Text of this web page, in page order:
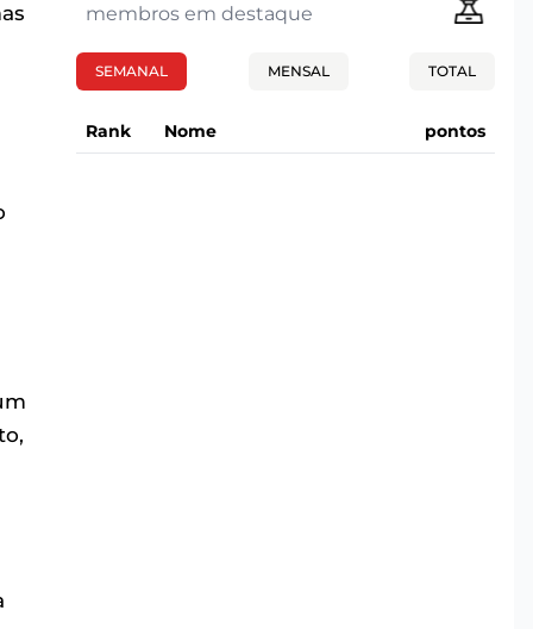
membros em destaque
SEMANAL MENSAL TOTAL
Rank Nome pontos